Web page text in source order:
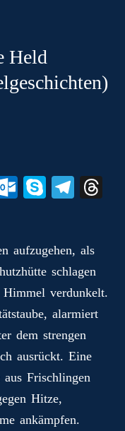
Held
O
ok
.c
o
m
S
Te
a
m
aufzugehen, als
schlagen
verdunkelt.
alarmiert
dem strengen
ausrückt. Eine
aus Frischlingen
Hitze,
ankämpfen.